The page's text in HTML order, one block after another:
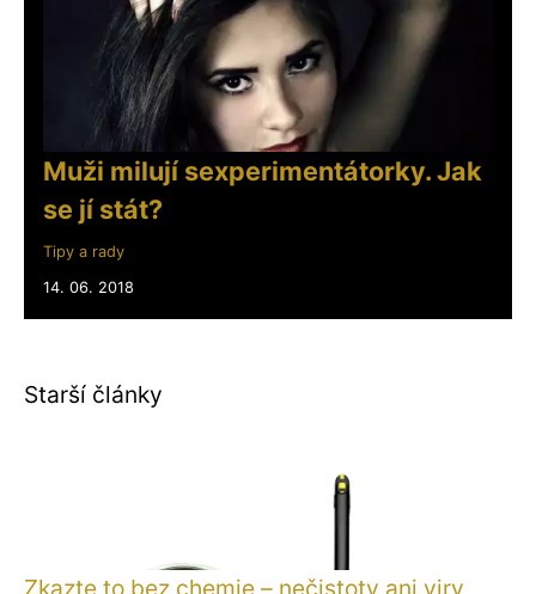
Muži milují sexperimentátorky. Jak
se jí stát?
Tipy a rady
14. 06. 2018
Starší články